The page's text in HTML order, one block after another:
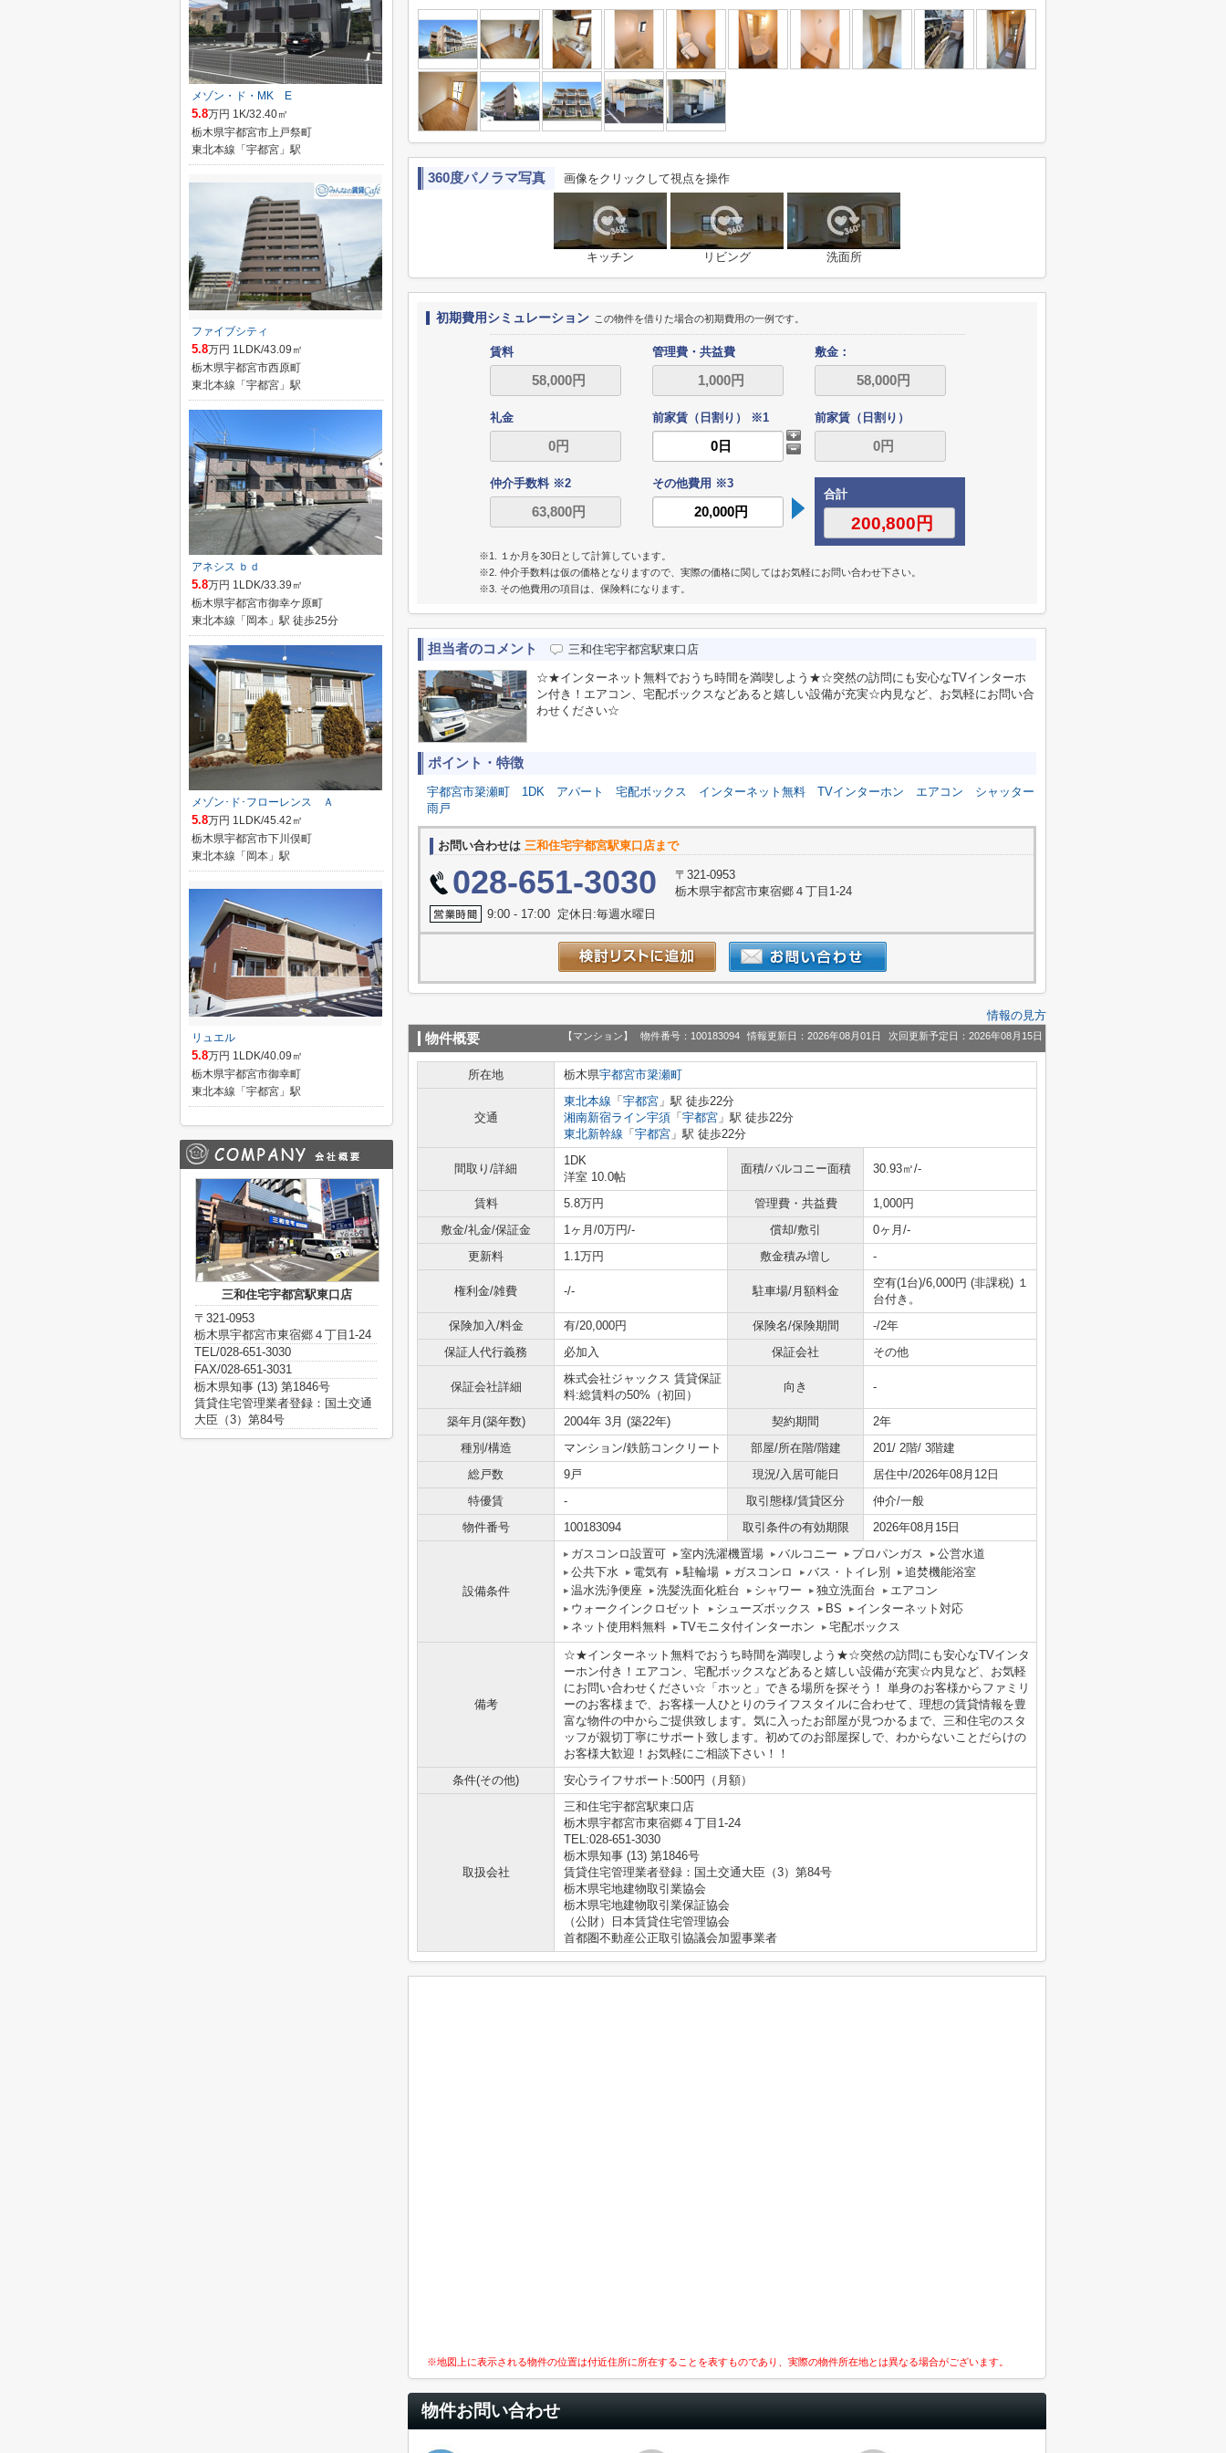
360度パノラマ写真 画像をクリックして視点を操作
キッチン リビング 洗面所
初期費用シミュレーション この物件を借りた場合の初期費用の一例です。
賃料 管理費・共益費 敷金：
礼金 前家賃（日割り） ※1 前家賃（日割り）
仲介手数料 ※2
その他費用 ※3
合計
※1. １か月を30日として計算しています。
※2. 仲介手数料は仮の価格となりますので、実際の価格に関してはお気軽にお問い合わせ下さい。
※3. その他費用の項目は、保険料になります。
担当者のコメント 三和住宅宇都宮駅東口店
☆★インターネット無料でおうち時間を満喫しよう★☆突然の訪問にも安心なTVインターホ
ン付き！エアコン、宅配ボックスなどあると嬉しい設備が充実☆内見など、お気軽にお問い合
わせください☆
ポイント・特徴
宇都宮市簗瀬町 1DK アパート 宅配ボックス インターネット無料 TVインターホン エアコン
シャッター
雨戸
お問い合わせは 三和住宅宇都宮駅東口店まで
028-651-3030
〒321-0953
栃木県宇都宮市東宿郷４丁目1-24
9:00 - 17:00 定休日:毎週水曜日
情報の見方
物件概要 【マンション】 物件番号：100183094 情報更新日：2026年08月01日 次回更新予定日：2026年08月15日
所在地 栃木県宇都宮市簗瀬町
交通
東北本線 「 宇都宮 」駅 徒歩22分
湘南新宿ライン宇須 「 宇都宮 」駅 徒歩22分
東北新幹線 「 宇都宮 」駅 徒歩22分
間取り/詳細
1DK
洋室 10.0帖
面積/バルコニー面積 30.93㎡/-
賃料 5.8万円 管理費・共益費
1,000円
敷金/礼金/保証金
1ヶ月/0万円/- 償却/敷引
0ヶ月/-
更新料
1.1万円 敷金積み増し -
権利金/雑費 -/- 駐車場/月額料金
空有(1台)/6,000円 (非課税) １
台付き。
保険加入/料金
有/20,000円 保険名/保険期間
-/2年
保証人代行義務
必加入 保証会社 その他
保証会社詳細
株式会社ジャックス 賃貸保証
料:総賃料の50%（初回）
向き -
築年月(築年数) 2004年 3月 (築22年) 契約期間
2年
種別/構造
マンション/鉄筋コンクリート 部屋/所在階/階建
201/ 2階/ 3階建
総戸数
9戸 現況/入居可能日
居住中/2026年08月12日
特優賃
- 取引態様/賃貸区分
仲介/一般
物件番号
100183094 取引条件の有効期限 2026年08月15日
設備条件
ガスコンロ設置可 室内洗濯機置場 バルコニー プロパンガス
公営水道
公共下水
電気有 駐輪場 ガスコンロ バス・トイレ別
追焚機能浴室
温水洗浄便座
洗髪洗面化粧台 シャワー 独立洗面台
エアコン
ウォークインクロゼット
シューズボックス BS
インターネット対応
ネット使用料無料
TVモニタ付インターホン 宅配ボックス
備考
☆★インターネット無料でおうち時間を満喫しよう★☆突然の訪問にも安心なTVインタ
ーホン付き！エアコン、宅配ボックスなどあると嬉しい設備が充実☆内見など、お気軽
にお問い合わせください☆「ホッと」できる場所を探そう！ 単身のお客様からファミリ
ーのお客様まで、お客様一人ひとりのライフスタイルに合わせて、理想の賃貸情報を豊
富な物件の中からご提供致します。気に入ったお部屋が見つかるまで、三和住宅のスタ
ッフが親切丁寧にサポート致します。初めてのお部屋探しで、わからないことだらけの
お客様大歓迎！お気軽にご相談下さい！！
条件(その他)
安心ライフサポート:500円（月額）
取扱会社
三和住宅宇都宮駅東口店
栃木県宇都宮市東宿郷４丁目1-24
TEL:028-651-3030
栃木県知事 (13) 第1846号
賃貸住宅管理業者登録：国土交通大臣（3）第84号
栃木県宅地建物取引業協会
栃木県宅地建物取引業保証協会
（公財）日本賃貸住宅管理協会
首都圏不動産公正取引協議会加盟事業者
※地図上に表示される物件の位置は付近住所に所在することを表すものであり、実際の物件所在地とは異なる場合がございます。
物件お問い合わせ
メゾン・ド・MK E
5.8万円 1K/32.40㎡
栃木県宇都宮市上戸祭町
東北本線「宇都宮」駅
ファイブシティ
5.8万円 1LDK/43.09㎡
栃木県宇都宮市西原町
東北本線「宇都宮」駅
アネシス ｂｄ
5.8万円 1LDK/33.39㎡
栃木県宇都宮市御幸ケ原町
東北本線「岡本」駅 徒歩25分
メゾン･ド･フローレンス Ａ
5.8万円 1LDK/45.42㎡
栃木県宇都宮市下川俣町
東北本線「岡本」駅
リュエル
5.8万円 1LDK/40.09㎡
栃木県宇都宮市御幸町
東北本線「宇都宮」駅
三和住宅宇都宮駅東口店
〒321-0953
栃木県宇都宮市東宿郷４丁目1-24
TEL/028-651-3030
FAX/028-651-3031
栃木県知事 (13) 第1846号
賃貸住宅管理業者登録：国土交通
大臣（3）第84号